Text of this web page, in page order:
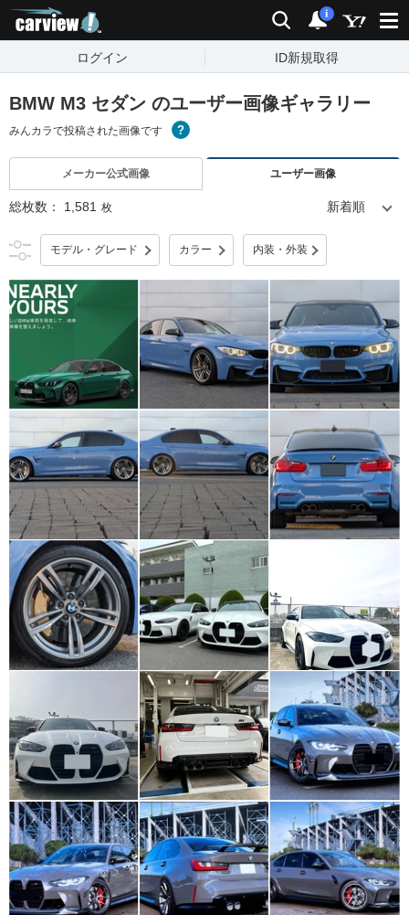
検索 通知
i
ログイン ID新規取得
BMW M3 セダン のユーザー画像ギャラリー
みんカラで投稿された画像です
メーカー公式画像 ユーザー画像
総枚数： 1,581 枚
モデル・グレード カラー 内装・外装